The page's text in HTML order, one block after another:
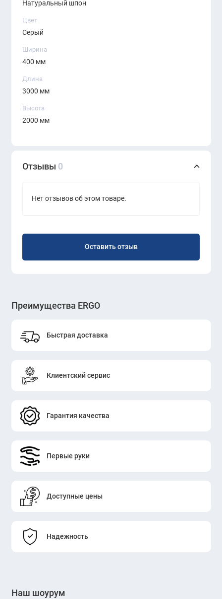
Beall
Натуральный шпон
Цвет
Серый
Ширина
400 мм
Длина
3000 мм
Высота
2000 мм
Отзывы 0
Нет отзывов об этом товаре.
Оставить отзыв
Преимущества ERGO
Быстрая доставка
Клиентский сервис
Гарантия качества
Первые руки
Доступные цены
Надежность
Наш шоурум